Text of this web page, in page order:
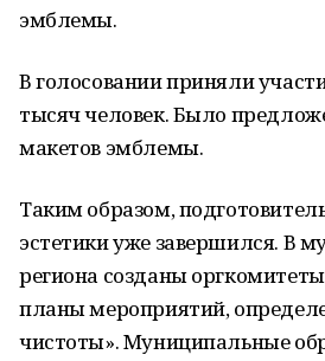
эмблемы.
В голосовании приняли
тысяч человек. Было
макетов эмблемы.
Таким образом,
эстетики уже завершился. В
региона созданы
планы мероприятий,
чистоты». Муниципальные